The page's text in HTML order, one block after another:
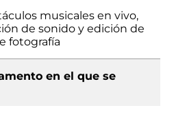
musicales en vivo,
de sonido y edición de
fotografía
en el que se